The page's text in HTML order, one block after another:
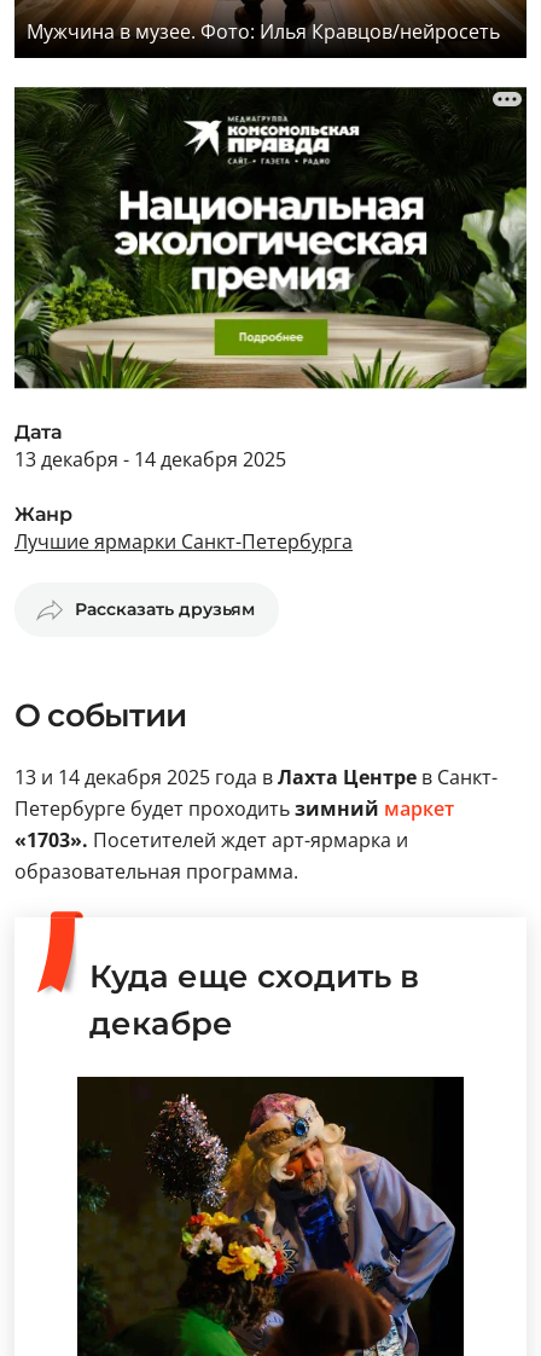
Мужчина в музее. Фото: Илья Кравцов/нейросеть
Дата
13 декабря - 14 декабря 2025
Жанр
Лучшие ярмарки Санкт-Петербурга
Рассказать друзьям
О событии
13 и 14 декабря 2025 года вЛахта Центре в Санкт-
Петербурге будет проходитьзимний маркет
«1703». Посетителей ждет арт-ярмарка и
образовательная программа.
Куда еще сходить в
декабре